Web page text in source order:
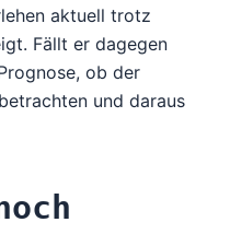
aktuell trotz
Fällt er dagegen
ob der
und daraus